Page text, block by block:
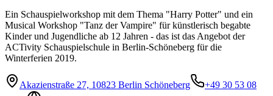
Ein Schauspielworkshop mit dem Thema "Harry Potter" und ein
Musical Workshop "Tanz der Vampire" für künstlerisch begabte
Kinder und Jugendliche ab 12 Jahren - das ist das Angebot der
ACTivity Schauspielschule in Berlin-Schöneberg für die
Winterferien 2019.
Akazienstraße 27, 10823 Berlin Schöneberg
+49 30 53 08